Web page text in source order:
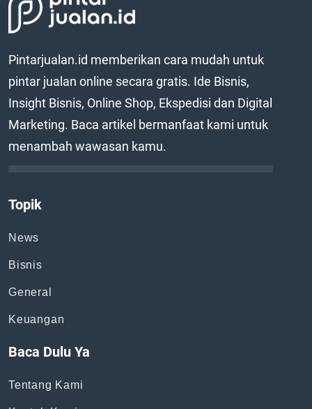
Pintarjualan.id memberikan cara mudah untuk
pintar jualan online secara gratis. Ide Bisnis,
Insight Bisnis, Online Shop, Ekspedisi dan Digital
Marketing. Baca artikel bermanfaat kami untuk
menambah wawasan kamu.